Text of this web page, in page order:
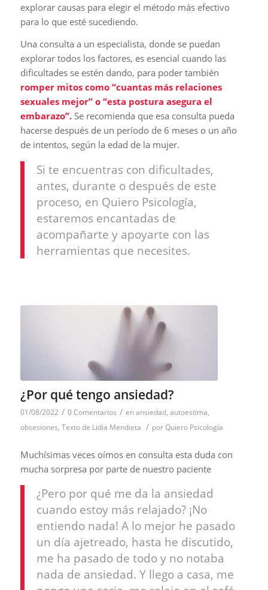
explorar causas para elegir el método más efectivo
para lo que esté sucediendo.
Una consulta a un especialista, donde se puedan
explorar todos los factores, es esencial cuando las
dificultades se estén dando, para poder también
romper mitos como “cuantas más relaciones
sexuales mejor” o “esta postura asegura el
embarazo”.Se recomienda que esa consulta pueda
hacerse después de un período de 6 meses o un año
de intentos, según la edad de la mujer.
Si te encuentras con dificultades,
antes, durante o después de este
proceso, en Quiero Psicología,
estaremos encantadas de
acompañarte y apoyarte con las
herramientas que necesites.
¿Por qué tengo ansiedad?
01/08/2022 / 0 Comentarios / enansiedad, autoestima,
obsesiones, Texto de Lidia Mendieta / porQuiero Psicología
Muchísimas veces oímos en consulta esta duda con
mucha sorpresa por parte de nuestro paciente
¿Pero por qué me da la ansiedad
cuando estoy más relajado? ¡No
entiendo nada! A lo mejor he pasado
un día ajetreado, hasta he discutido,
me ha pasado de todo y no notaba
nada de ansiedad. Y llego a casa, me